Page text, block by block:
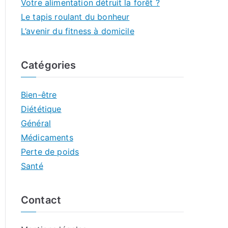
Votre alimentation détruit la forêt ?
Le tapis roulant du bonheur
L’avenir du fitness à domicile
Catégories
Bien-être
Diététique
Général
Médicaments
Perte de poids
Santé
Contact